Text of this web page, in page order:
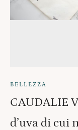
BELLEZZA
CAUDALIE
d’uva di cui